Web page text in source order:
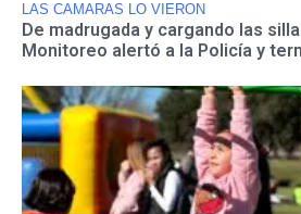
LAS CAMARAS LO VIERON
De madrugada y cargando las
Monitoreo alertó a la Policía y